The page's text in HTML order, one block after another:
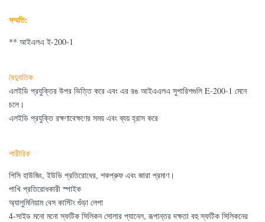
সম্মতি:
** আইএলএ ই-200-1
বৈদ্যুতিক
এলইডি প্রযুক্তির উপর ভিত্তি করে এবং এর রঙ আইএএলএ সুপারিশগুলি E-200-1 মেনে
চলে।
এলইডি প্রযুক্তি রক্ষণাবেক্ষণের সময় এবং ব্যয় হ্রাস করে
শারীরিক
পিসি হাউজিং, ইউভি প্রতিরোধের, শকপ্রুফ এবং জারা প্রমাণ।
পাখি প্রতিরোধকারী স্পাইক
অ্যালুমিনিয়াম বেস কাস্টিং গুঁড়া লেপা
4-সাইড মনো মনো স্ফটিক সিলিকন সোলার প্যানেল, রূপান্তর দক্ষতা বহু স্ফটিক সিলিকনের